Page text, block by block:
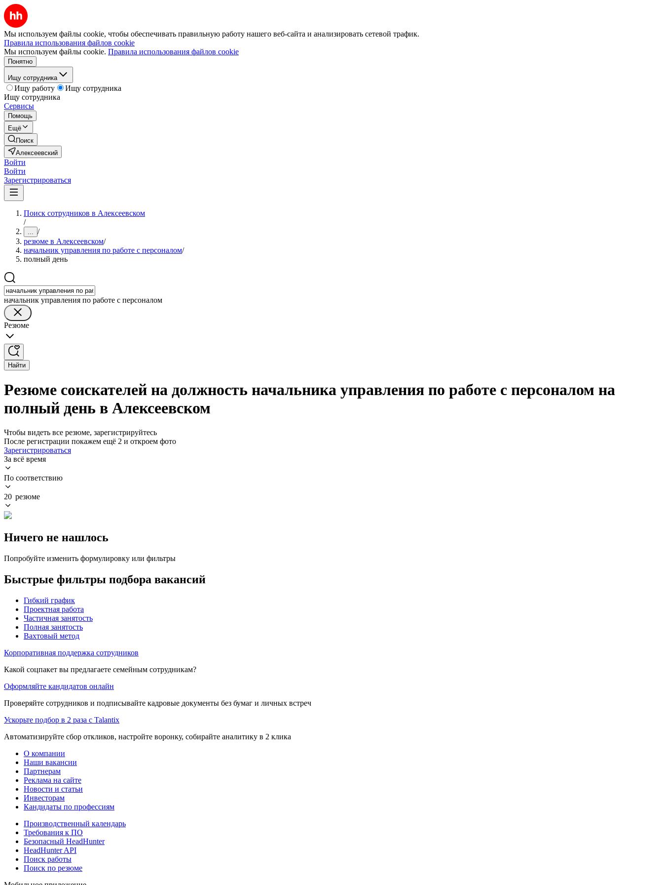
Мы используем файлы cookie, чтобы обеспечивать правильную работу нашего веб-сайта и анализировать сетевой трафик.
Правила использования файлов cookie
Мы используем файлы cookie. Правила использования файлов cookie
Понятно
Ищу сотрудника
Ищу работу
Ищу сотрудника
Ищу сотрудника
Сервисы
Помощь
Ещё
Поиск
Алексеевский
Войти
Войти
Зарегистрироваться
Поиск сотрудников в Алексеевском
/
... /
резюме в Алексеевском/
начальник управления по работе с персоналом/
полный день
начальник управления по работе с персоналом
Резюме
Найти
Резюме соискателей на должность начальника управления по работе с персоналом на
полный день в Алексеевском
Чтобы видеть все резюме, зарегистрируйтесь
После регистрации покажем ещё 2 и откроем фото
Зарегистрироваться
За всё время
По соответствию
20 резюме
Ничего не нашлось
Попробуйте изменить формулировку или фильтры
Быстрые фильтры подбора вакансий
Гибкий график
Проектная работа
Частичная занятость
Полная занятость
Вахтовый метод
Корпоративная поддержка сотрудников
Какой соцпакет вы предлагаете семейным сотрудникам?
Оформляйте кандидатов онлайн
Проверяйте сотрудников и подписывайте кадровые документы без бумаг и личных встреч
Ускорьте подбор в 2 раза с Talantix
Автоматизируйте сбор откликов, настройте воронку, собирайте аналитику в 2 клика
О компании
Наши вакансии
Партнерам
Реклама на сайте
Новости и статьи
Инвесторам
Кандидаты по профессиям
Производственный календарь
Требования к ПО
Безопасный HeadHunter
HeadHunter API
Поиск работы
Поиск по резюме